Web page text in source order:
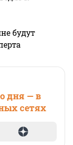
будут
дня — в
сетях